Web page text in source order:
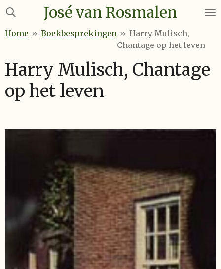
Ga
naar
José van Rosmalen
Home » Boekbesprekingen » Harry Mulisch,
Chantage op het leven
Harry Mulisch, Chantage
op het leven